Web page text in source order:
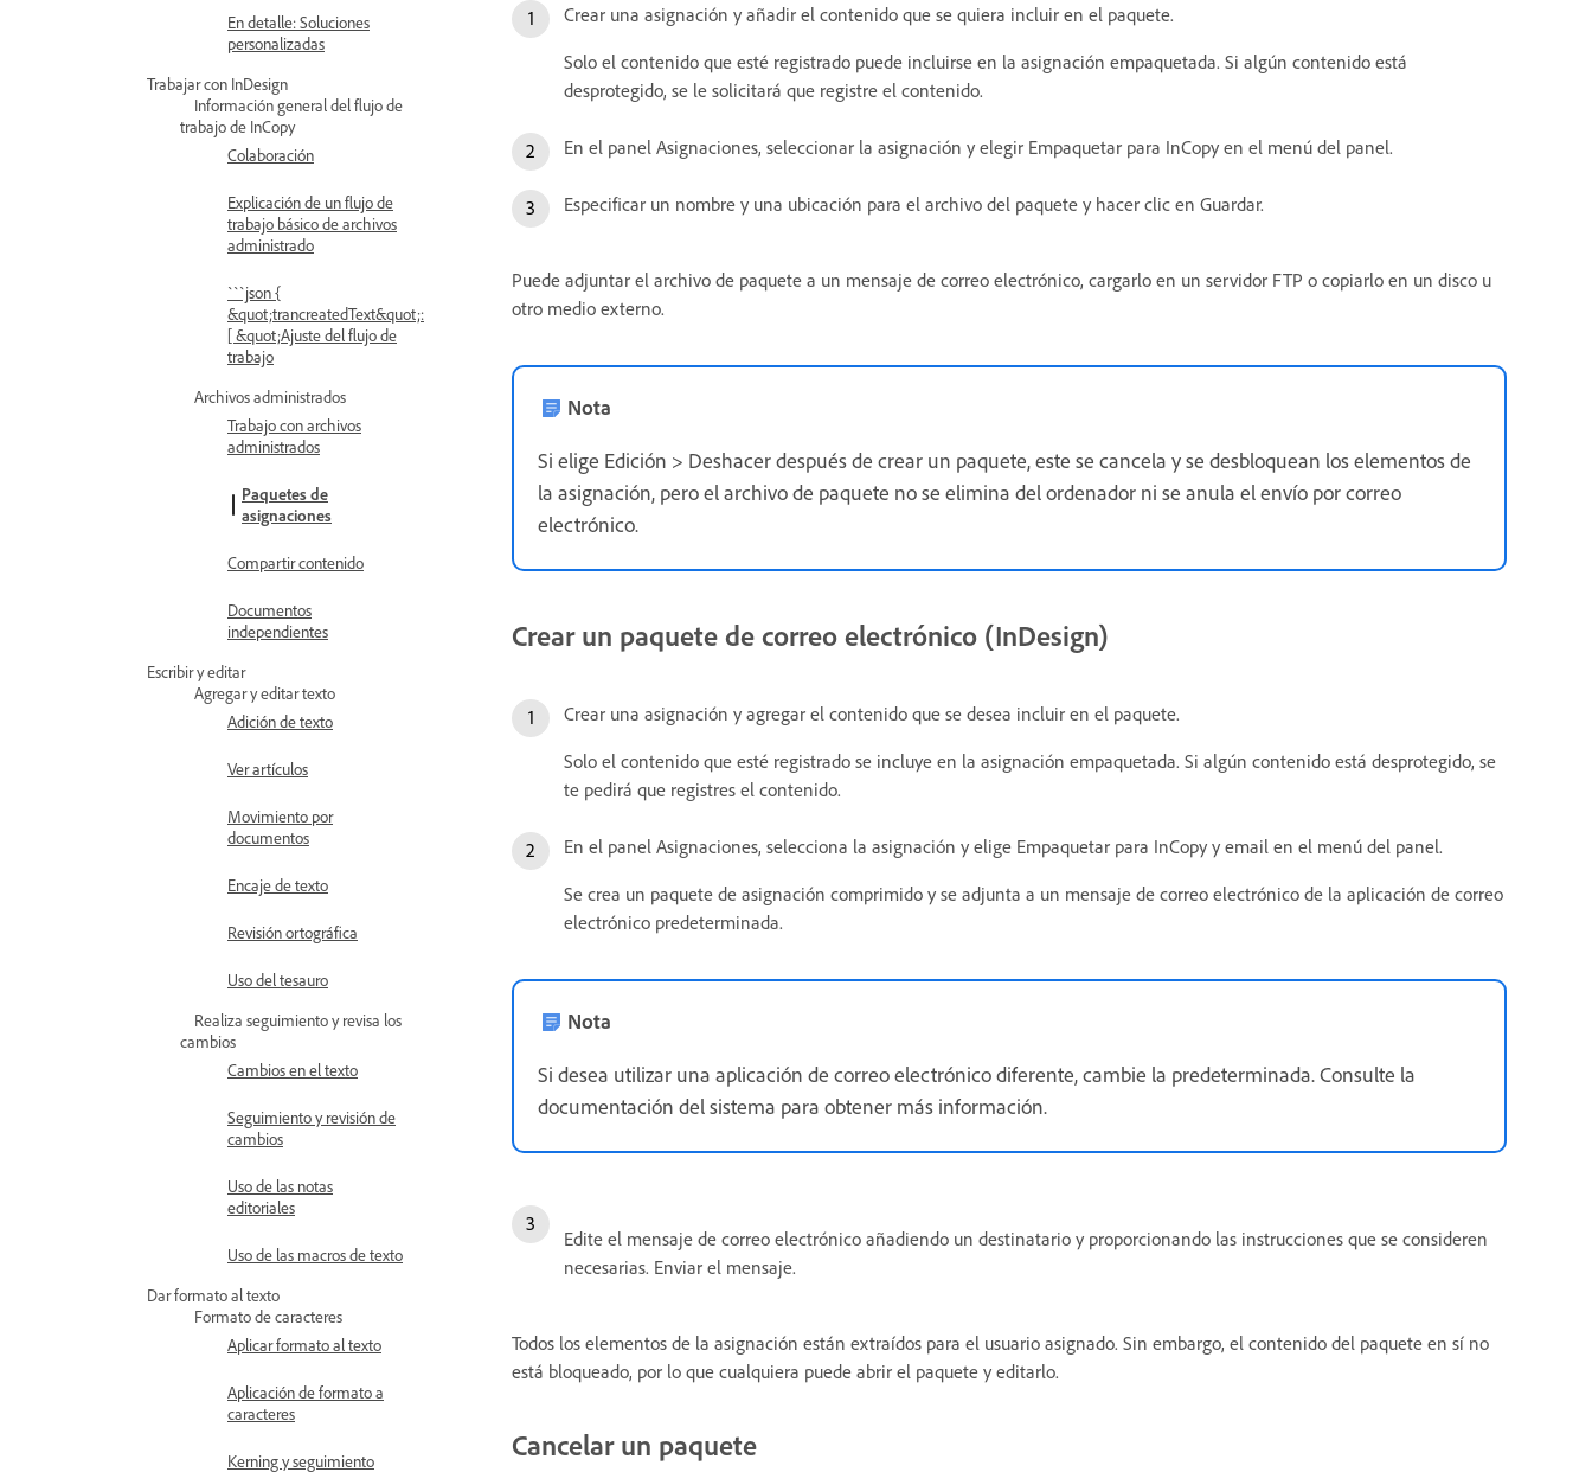
En detalle: Soluciones
personalizadas
Trabajar con InDesign
Información general del flujo de
trabajo de InCopy
Colaboración
Explicación de un flujo de
trabajo básico de archivos
administrado
```json {
&quot;trancreatedText&quot;:
[ &quot;Ajuste del flujo de
trabajo
Archivos administrados
Trabajo con archivos
administrados
Paquetes de
asignaciones
Compartir contenido
Documentos
independientes
Escribir y editar
Agregar y editar texto
Adición de texto
Ver artículos
Movimiento por
documentos
Encaje de texto
Revisión ortográfica
Uso del tesauro
Realiza seguimiento y revisa los
cambios
Cambios en el texto
Seguimiento y revisión de
cambios
Uso de las notas
editoriales
Uso de las macros de texto
Dar formato al texto
Formato de caracteres
Aplicar formato al texto
Aplicación de formato a
caracteres
Kerning y seguimiento
Crear una asignación y añadir el contenido que se quiera incluir en el paquete.
Solo el contenido que esté registrado puede incluirse en la asignación empaquetada. Si algún contenido está
desprotegido, se le solicitará que registre el contenido.
En el panel Asignaciones, seleccionar la asignación y elegir Empaquetar para InCopy en el menú del panel.
Especificar un nombre y una ubicación para el archivo del paquete y hacer clic en Guardar.
Puede adjuntar el archivo de paquete a un mensaje de correo electrónico, cargarlo en un servidor FTP o copiarlo en un disco u
otro medio externo.
Nota
Si elige Edición > Deshacer después de crear un paquete, este se cancela y se desbloquean los elementos de
la asignación, pero el archivo de paquete no se elimina del ordenador ni se anula el envío por correo
electrónico.
Crear un paquete de correo electrónico (InDesign)
Crear una asignación y agregar el contenido que se desea incluir en el paquete.
Solo el contenido que esté registrado se incluye en la asignación empaquetada. Si algún contenido está desprotegido, se
te pedirá que registres el contenido.
En el panel Asignaciones, selecciona la asignación y elige Empaquetar para InCopy y email en el menú del panel.
Se crea un paquete de asignación comprimido y se adjunta a un mensaje de correo electrónico de la aplicación de correo
electrónico predeterminada.
Nota
Si desea utilizar una aplicación de correo electrónico diferente, cambie la predeterminada. Consulte la
documentación del sistema para obtener más información.
Edite el mensaje de correo electrónico añadiendo un destinatario y proporcionando las instrucciones que se consideren
necesarias. Enviar el mensaje.
Todos los elementos de la asignación están extraídos para el usuario asignado. Sin embargo, el contenido del paquete en sí no
está bloqueado, por lo que cualquiera puede abrir el paquete y editarlo.
Cancelar un paquete